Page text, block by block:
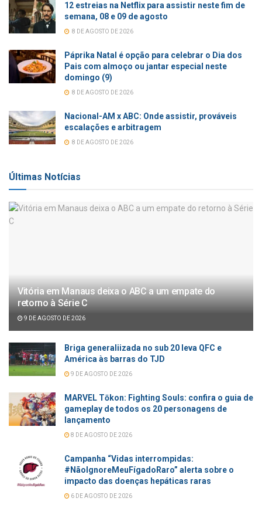
12 estreias na Netflix para assistir neste fim de
semana, 08 e 09 de agosto
8 DE AGOSTO DE 2026
Páprika Natal é opção para celebrar o Dia dos
Pais com almoço ou jantar especial neste
domingo (9)
8 DE AGOSTO DE 2026
Nacional-AM x ABC: Onde assistir, prováveis
escalações e arbitragem
8 DE AGOSTO DE 2026
Últimas Notícias
Vitória em Manaus deixa o ABC a um empate do
retorno à Série C
9 DE AGOSTO DE 2026
Briga generaliizada no sub 20 leva QFC e
América às barras do TJD
9 DE AGOSTO DE 2026
MARVEL Tōkon: Fighting Souls: confira o guia de
gameplay de todos os 20 personagens de
lançamento
8 DE AGOSTO DE 2026
Campanha “Vidas interrompidas:
#NãoIgnoreMeuFígadoRaro” alerta sobre o
impacto das doenças hepáticas raras
6 DE AGOSTO DE 2026